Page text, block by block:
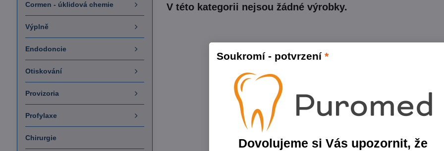
Cormen - úklidová chemie
Výplně
Endodoncie
Otiskování
Provizoria
Profylaxe
Chirurgie
Soukromí - potvrzení *
Dovolujeme si Vás upozornit, že